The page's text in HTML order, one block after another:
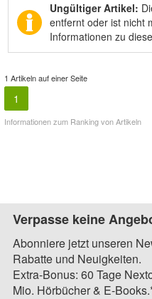
Ungültiger Artikel:
entfernt oder ist nicht
Informationen zu
1 Artikeln auf einer Seite
1
Informationen zum Ranking von Artikeln
Verpasse keine
Abonniere jetzt unseren
Rabatte und Neuigkeiten.
Extra-Bonus: 60 Tage
Mio. Hörbücher & E-